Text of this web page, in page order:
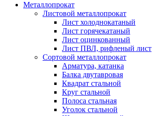
Металлопрокат
Листовой металлопрокат
Лист холоднокатаный
Лист горячекатаный
Лист оцинкованный
Лист ПВЛ, рифленый лист
Сортовой металлопрокат
Арматура, катанка
Балка двутавровая
Квадрат стальной
Круг стальной
Полоса стальная
Уголок стальной